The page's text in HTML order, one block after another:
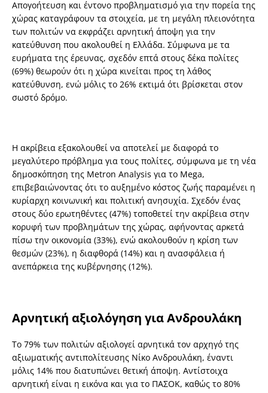
Απογοήτευση και έντονο προβληματισμό για την πορεία της
χώρας καταγράφουν τα στοιχεία, με τη μεγάλη πλειονότητα
των πολιτών να εκφράζει αρνητική άποψη για την
κατεύθυνση που ακολουθεί η Ελλάδα. Σύμφωνα με τα
ευρήματα της έρευνας, σχεδόν επτά στους δέκα πολίτες
(69%) θεωρούν ότι η χώρα κινείται προς τη λάθος
κατεύθυνση, ενώ μόλις το 26% εκτιμά ότι βρίσκεται στον
σωστό δρόμο.
Η ακρίβεια εξακολουθεί να αποτελεί με διαφορά το
μεγαλύτερο πρόβλημα για τους πολίτες, σύμφωνα με τη νέα
δημοσκόπηση της Metron Analysis για το Mega,
επιβεβαιώνοντας ότι το αυξημένο κόστος ζωής παραμένει η
κυρίαρχη κοινωνική και πολιτική ανησυχία. Σχεδόν ένας
στους δύο ερωτηθέντες (47%) τοποθετεί την ακρίβεια στην
κορυφή των προβλημάτων της χώρας, αφήνοντας αρκετά
πίσω την οικονομία (33%), ενώ ακολουθούν η κρίση των
θεσμών (23%), η διαφθορά (14%) και η ανασφάλεια ή
ανεπάρκεια της κυβέρνησης (12%).
Αρνητική αξιολόγηση για Ανδρουλάκη
Το 79% των πολιτών αξιολογεί αρνητικά τον αρχηγό της
αξιωματικής αντιπολίτευσης Νίκο Ανδρουλάκη, έναντι
μόλις 14% που διατυπώνει θετική άποψη. Αντίστοιχα
αρνητική είναι η εικόνα και για το ΠΑΣΟΚ, καθώς το 80%